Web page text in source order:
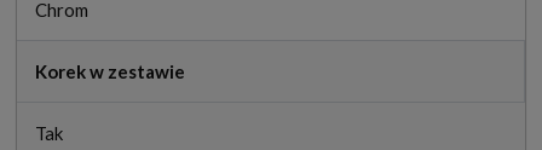
Chrom
Korek w zestawie
Tak